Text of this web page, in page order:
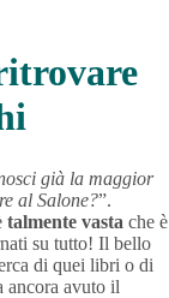
già la maggior
al Salone?”.
talmente vasta che è
su tutto! Il bello
di quei libri o di
ancora avuto il